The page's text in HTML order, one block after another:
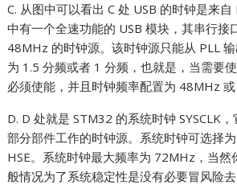
C. 从图中可以看出 C 处 USB 的时钟是来
中有一个全速功能的 USB 模块，其串行接
48MHz 的时钟源。该时钟源只能从 PLL
为 1.5 分频或者 1 分频，也就是，当需要
必须使能，并且时钟频率配置为 48MHz 或
D. D 处就是 STM32 的系统时钟 SYSCLK
部分部件工作的时钟源。系统时钟可选择
HSE。系统时钟最大频率为 72MHz，当然
般情况为了系统稳定性是没有必要冒风险去